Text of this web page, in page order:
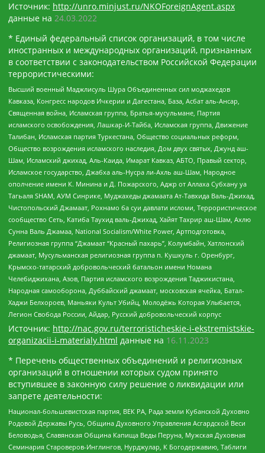
Источник: http://unro.minjust.ru/NKOForeignAgent.aspx
данные на 24.03.2022
* Единый федеральный список организаций, в том числе
иностранных и международных организаций, признанных
в соответствии с законодательством Российской Федерации
террористическими:
Высший военный Маджлисуль Шура Объединенных сил моджахедов
Кавказа, Конгресс народов Ичкерии и Дагестана, База, Асбат аль-Ансар,
Священная война, Исламская группа, Братья-мусульмане, Партия
исламского освобождения, Лашкар-И-Тайба, Исламская группа, Движение
Талибан, Исламская партия Туркестана, Общество социальных реформ,
Общество возрождения исламского наследия, Дом двух святых, Джунд аш-
Шам, Исламский джихад, Аль-Каида, Имарат Кавказ, АБТО, Правый сектор,
Исламское государство, Джабха аль-Нусра ли-Ахль аш-Шам, Народное
ополчение имени К. Минина и Д. Пожарского, Аджр от Аллаха Субхану уа
Тагьаля SHAM, АУМ Синрике, Муджахеды джамаата Ат-Тавхида Валь-Джихад,
Чистопольский Джамаат, Рохнамо ба суи давлати исломи, Террористическое
сообщество Сеть, Катиба Таухид валь-Джихад, Хайят Тахрир аш-Шам, Ахлю
Сунна Валь Джамаа, National Socialism/White Power, Артподготовка,
Религиозная группа “Джамаат “Красный пахарь”, Колумбайн, Хатлонский
джамаат, Мусульманская религиозная группа п. Кушкуль г. Оренбург,
Крымско-татарский добровольческий батальон имени Номана
Челебиджихана, Азов, Партия исламского возрождения Таджикистана,
Народная самооборона, Дуббайский джамаат, московская ячейка, Батал-
Хаджи Белхороев, Маньяки Культ Убийц, Молодёжь Которая Улыбается,
Легион Свобода России, Айдар, Русский добровольческий корпус
Источник: http://nac.gov.ru/terroristicheskie-i-ekstremistskie-
organizacii-i-materialy.html данные на 16.11.2023
* Перечень общественных объединений и религиозных
организаций в отношении которых судом принято
вступившее в законную силу решение о ликвидации или
запрете деятельности:
Национал-большевистская партия, ВЕК РА, Рада земли Кубанской Духовно
Родовой Державы Русь, Община Духовного Управления Асгардской Веси
Беловодья, Славянская Община Капища Веды Перуна, Мужская Духовная
Семинария Староверов-Инглингов, Нурджулар, К Богодержавию, Таблиги